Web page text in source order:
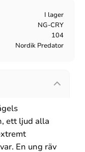
I lager
NG-CRY
104
Nordik Predator
ett ljud alla
En ung räv